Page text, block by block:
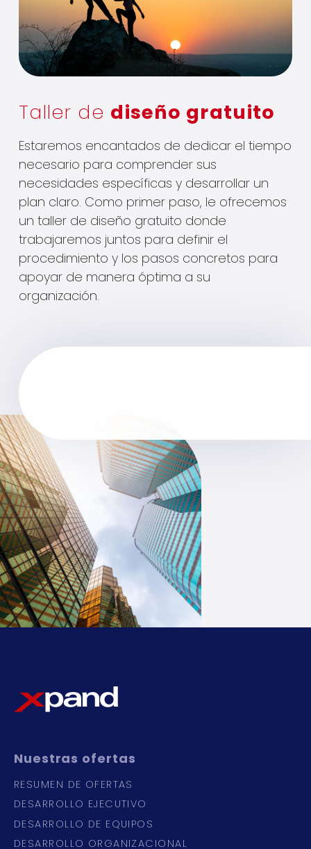
Taller de diseño gratuito
Estaremos encantados de dedicar el tiempo
necesario para comprender sus
necesidades específicas y desarrollar un
plan claro. Como primer paso, le ofrecemos
un taller de diseño gratuito donde
trabajaremos juntos para definir el
procedimiento y los pasos concretos para
apoyar de manera óptima a su
organización.
Nuestras ofertas
RESUMEN DE OFERTAS
DESARROLLO EJECUTIVO
DESARROLLO DE EQUIPOS
DESARROLLO ORGANIZACIONAL